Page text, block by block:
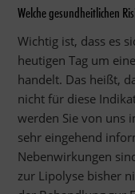
Welche gesundheitlichen
Wichtig ist, dass es
heutigen Tag um
handelt. Das heißt,
nicht für diese
werden Sie von uns
sehr eingehend
Nebenwirkungen
zur Lipolyse bisher